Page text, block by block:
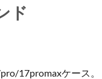
ド
17promaxケース。